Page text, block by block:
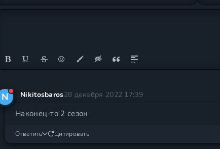
N Nikitosbaros28 декабря 2022 17:39
Наконец-то 2 сезон
Ответить Цитировать